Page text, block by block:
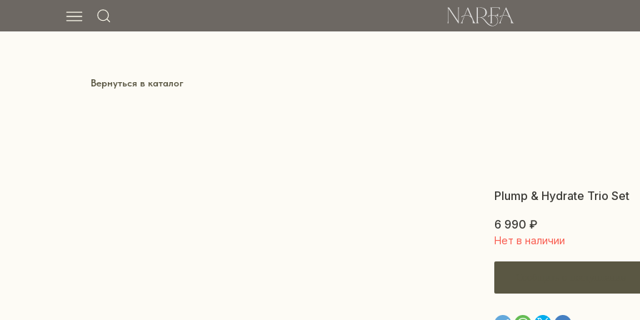
Вернуться в каталог
Plump & Hydrate Trio Set
6 990 ₽
Нет в наличии